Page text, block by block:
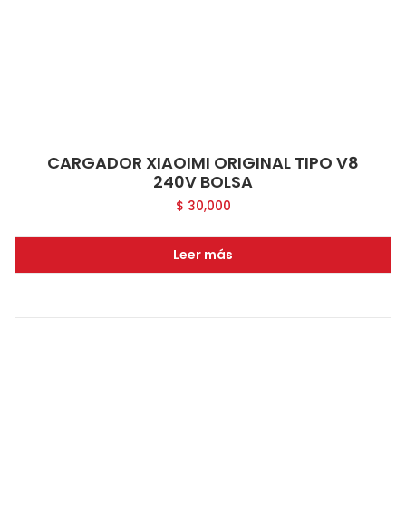
CARGADOR XIAOIMI ORIGINAL TIPO V8
240V BOLSA
$ 30,000
Leer más